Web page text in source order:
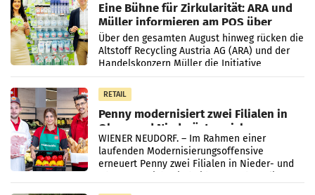
Eine Bühne für Zirkularität: ARA und
Müller informieren am POS über
Kreislauffähigkeit
Über den gesamten August hinweg rücken die
Altstoff Recycling Austria AG (ARA) und der
Handelskonzern Müller die Initiative
„Kreislauf-Helden“ in allen österreichischen
Müller-Filialen
RETAIL
Penny modernisiert zwei Filialen in
Ober- und Niederösterreich
WIENER NEUDORF. – Im Rahmen einer
laufenden Modernisierungsoffensive
erneuert Penny zwei Filialen in Nieder- und